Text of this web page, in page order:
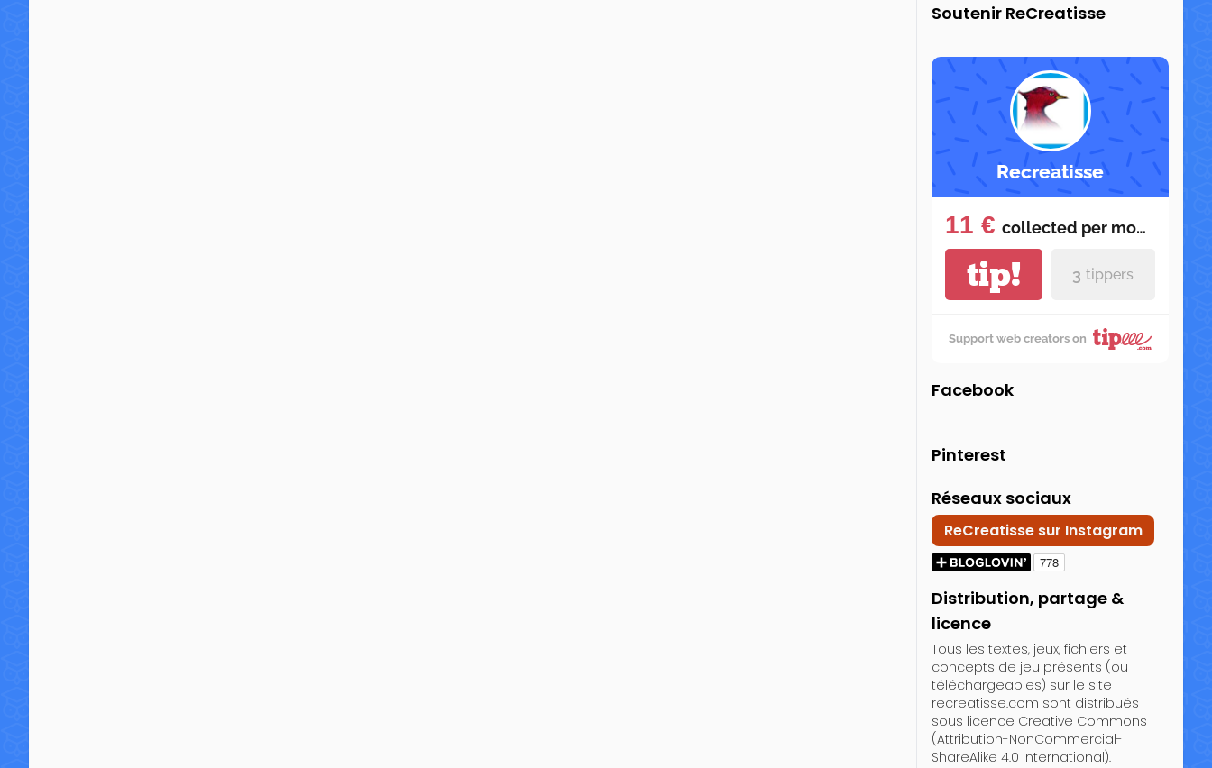
Soutenir ReCreatisse
Recreatisse
11 € collected per month
tip! 3 tippers
Support web creators on
Facebook
Pinterest
Réseaux sociaux
ReCreatisse sur Instagram
Distribution, partage &
licence
Tous les textes, jeux, fichiers et
concepts de jeu présents (ou
téléchargeables) sur le site
recreatisse.com sont distribués
sous licence Creative Commons
(Attribution-NonCommercial-
ShareAlike 4.0 International).